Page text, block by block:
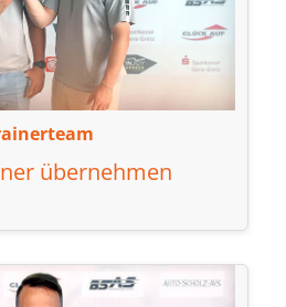
übernehmen